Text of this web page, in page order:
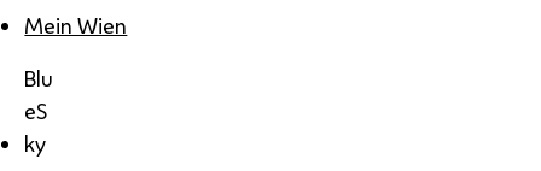
Mein Wien
Blu
eS
ky